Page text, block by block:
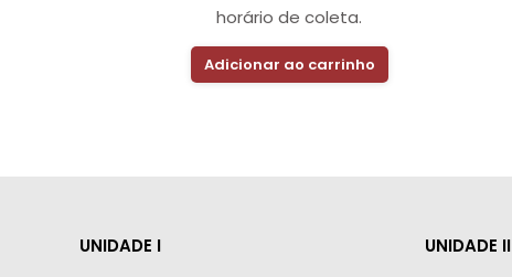
horário de coleta.
Adicionar ao carrinho
UNIDADE I UNIDADE II